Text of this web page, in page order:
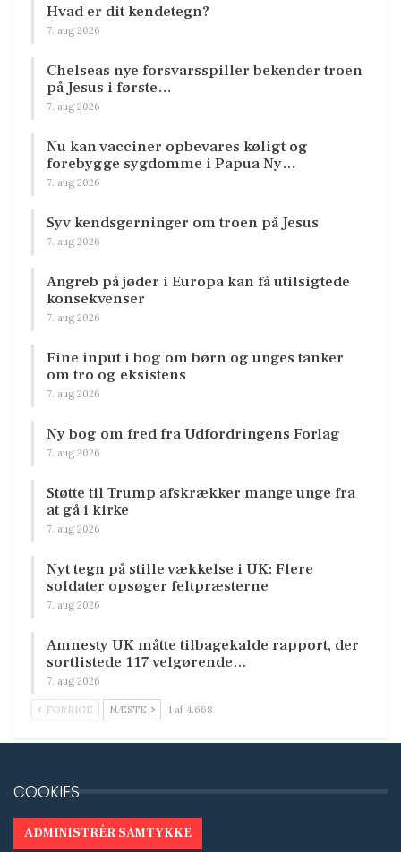
Hvad er dit kendetegn?
7. aug 2026
Chelseas nye forsvarsspiller bekender troen
på Jesus i første…
7. aug 2026
Nu kan vacciner opbevares køligt og
forebygge sygdomme i Papua Ny…
7. aug 2026
Syv kendsgerninger om troen på Jesus
7. aug 2026
Angreb på jøder i Europa kan få utilsigtede
konsekvenser
7. aug 2026
Fine input i bog om børn og unges tanker
om tro og eksistens
7. aug 2026
Ny bog om fred fra Udfordringens Forlag
7. aug 2026
Støtte til Trump afskrækker mange unge fra
at gå i kirke
7. aug 2026
Nyt tegn på stille vækkelse i UK: Flere
soldater opsøger feltpræsterne
7. aug 2026
Amnesty UK måtte tilbagekalde rapport, der
sortlistede 117 velgørende…
7. aug 2026
FORRIGE NÆSTE 1 af 4.668
COOKIES
ADMINISTRÉR SAMTYKKE